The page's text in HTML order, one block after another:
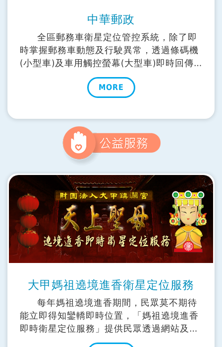
中華郵政
全區郵務車衛星定位管控系統，除了即
時掌握郵務車動態及行駛異常，透過條碼機
(小型車)及車用觸控螢幕(大型車)即時回傳
各種資訊，更能加強任務回報之時效。長期
儲存之行車及任務紀錄也為未來大數據分析
MORE
大甲媽祖遶境進香衛星定位服務
每年媽祖遶境進香期間，民眾莫不期待
能立即得知鑾轎即時位置，「媽祖遶境進香
即時衛星定位服務」提供民眾透過網站及
APP媽祖遶境活動即時定位及即時影像瀏覽